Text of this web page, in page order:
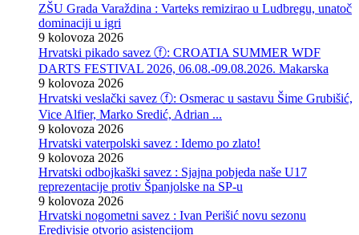
ZŠU Grada Varaždina : Varteks remizirao u Ludbregu, unatoč
dominaciji u igri
9 kolovoza 2026
Hrvatski pikado savez ⓕ: CROATIA SUMMER WDF
DARTS FESTIVAL 2026, 06.08.-09.08.2026. Makarska
9 kolovoza 2026
Hrvatski veslački savez ⓕ: Osmerac u sastavu Šime Grubišić,
Vice Alfier, Marko Sredić, Adrian ...
9 kolovoza 2026
Hrvatski vaterpolski savez : Idemo po zlato!
9 kolovoza 2026
Hrvatski odbojkaški savez : Sjajna pobjeda naše U17
reprezentacije protiv Španjolske na SP-u
9 kolovoza 2026
Hrvatski nogometni savez : Ivan Perišić novu sezonu
Eredivisie otvorio asistencijom